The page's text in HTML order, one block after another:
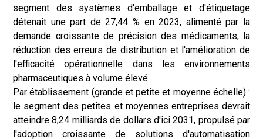
segment des systèmes d'emballage et d'étiquetage
détenait une part de 27,44 % en 2023, alimenté par la
demande croissante de précision des médicaments, la
réduction des erreurs de distribution et l'amélioration de
l'efficacité opérationnelle dans les environnements
pharmaceutiques à volume élevé.
Par établissement (grande et petite et moyenne échelle) :
le segment des petites et moyennes entreprises devrait
atteindre 8,24 milliards de dollars d'ici 2031, propulsé par
l'adoption croissante de solutions d'automatisation